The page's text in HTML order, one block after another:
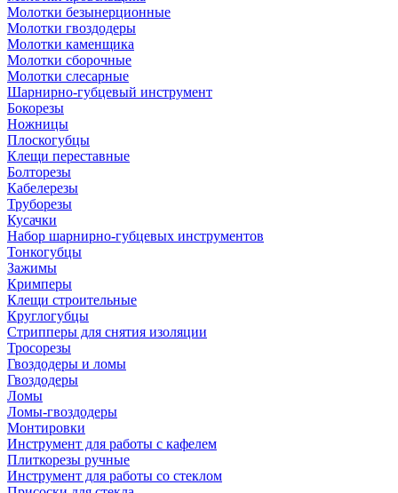
Молотки безынерционные
Молотки гвоздодеры
Молотки каменщика
Молотки сборочные
Молотки слесарные
Шарнирно-губцевый инструмент
Бокорезы
Ножницы
Плоскогубцы
Клещи переставные
Болторезы
Кабелерезы
Труборезы
Кусачки
Набор шарнирно-губцевых инструментов
Тонкогубцы
Зажимы
Кримперы
Клещи строительные
Круглогубцы
Стрипперы для снятия изоляции
Тросорезы
Гвоздодеры и ломы
Гвоздодеры
Ломы
Ломы-гвоздодеры
Монтировки
Инструмент для работы с кафелем
Плиткорезы ручные
Инструмент для работы со стеклом